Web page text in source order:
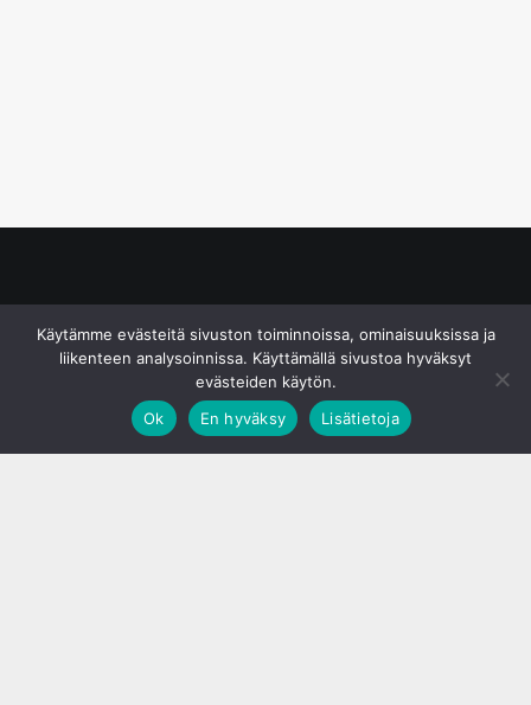
Käytämme evästeitä sivuston toiminnoissa, ominaisuuksissa ja
liikenteen analysoinnissa. Käyttämällä sivustoa hyväksyt
evästeiden käytön.
Ok
En hyväksy Lisätietoja